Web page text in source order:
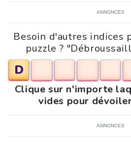
ANNONCES
Besoin d'autres indices
puzzle ?
D
Clique sur n'importe
vides pour
ANNONCES